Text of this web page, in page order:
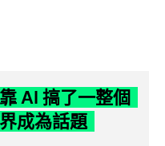
AI 搞了一整個
成為話題